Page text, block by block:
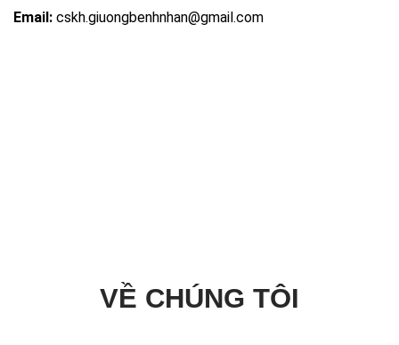
Email: cskh.giuongbenhnhan@gmail.com
VỀ CHÚNG TÔI